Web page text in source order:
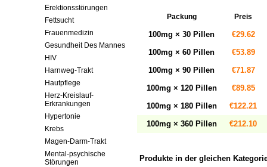
Erektionsstörungen
Fettsucht
Frauenmedizin
Gesundheit Des Mannes
HIV
Harnweg-Trakt
Hautpflege
Herz-Kreislauf-
Erkrankungen
Hypertonie
Krebs
Magen-Darm-Trakt
Mental-psychische
Störungen
Packung Preis
100mg × 30 Pillen
€29.62
100mg × 60 Pillen
€53.89
100mg × 90 Pillen
€71.87
100mg × 120 Pillen
€89.85
100mg × 180 Pillen
€122.21
100mg × 360 Pillen
€212.10
Produkte in der gleichen